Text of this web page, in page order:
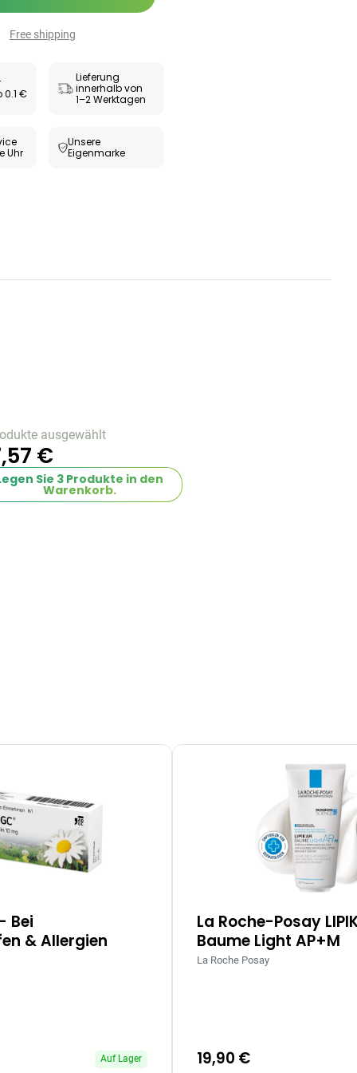
Free shipping
€
Lieferung
innerhalb von
1–2 Werktagen
Uhr
Unsere
Eigenmarke
ausgewählt
€
Sie 3 Produkte in den
Warenkorb.
Bei
& Allergien
Auf Lager
La Roche-Posay
Baume Light AP+M
La Roche Posay
19,90 €